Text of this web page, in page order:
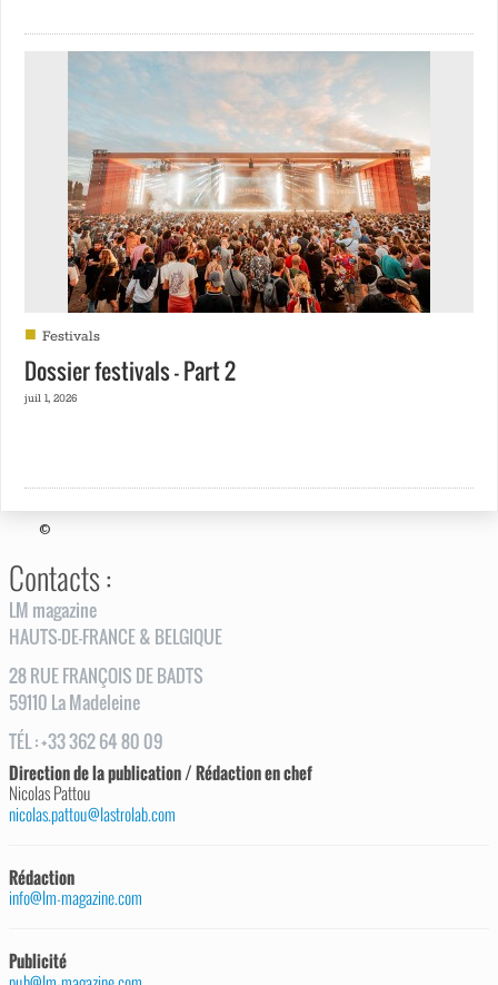
■ Festivals
Dossier festivals – Part 2
juil 1, 2026
©
Contacts :
LM magazine
HAUTS-DE-FRANCE & BELGIQUE
28RUEFRANÇOIS DE BADTS
59110 La Madeleine
TÉL:+33 362 64 80 09
Direction de la publication / Rédaction en chef
Nicolas Pattou
nicolas.pattou@lastrolab.com
Rédaction
info@lm-magazine.com
Publicité